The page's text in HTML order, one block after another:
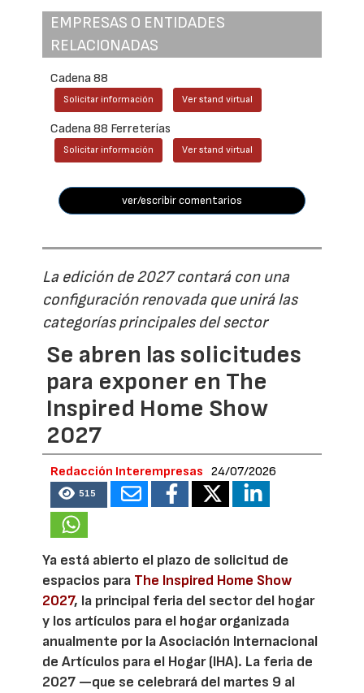
EMPRESAS O ENTIDADES
RELACIONADAS
Cadena 88
Solicitar información Ver stand virtual
Cadena 88 Ferreterías
Solicitar información Ver stand virtual
ver/escribir comentarios
La edición de 2027 contará con una
configuración renovada que unirá las
categorías principales del sector
Se abren las solicitudes
para exponer en The
Inspired Home Show
2027
Redacción Interempresas 24/07/2026
515
Ya está abierto el plazo de solicitud de
espacios para The Inspired Home Show
2027, la principal feria del sector del hogar
y los artículos para el hogar organizada
anualmente por la Asociación Internacional
de Artículos para el Hogar (IHA). La feria de
2027 —que se celebrará del martes 9 al